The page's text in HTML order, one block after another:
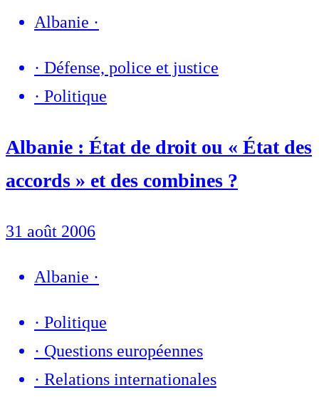
Albanie ·
· Défense, police et justice
· Politique
Albanie : État de droit ou « État des
accords » et des combines ?
31 août 2006
Albanie ·
· Politique
· Questions européennes
· Relations internationales